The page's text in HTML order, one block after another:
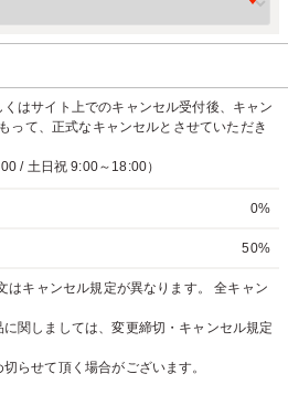
はサイト上でのキャンセル受付後、キャン
って、正式なキャンセルとさせていただき
/ 土日祝 9:00～18:00）
0%
50%
はキャンセル規定が異なります。 全キャン
関しましては、変更締切・キャンセル規定
らせて頂く場合がございます。